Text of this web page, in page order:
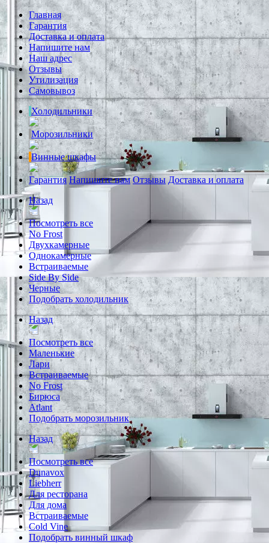
Главная
Гарантия
Доставка и оплата
Напишите нам
Наш адрес
Отзывы
Утилизация
Самовывоз
Холодильники
Морозильники
Винные шкафы
Гарантия Напишите нам Отзывы Доставка и оплата
Назад
Посмотреть все
No Frost
Двухкамерные
Однокамерные
Встраиваемые
Side By Side
Черные
Подобрать холодильник
Назад
Посмотреть все
Маленькие
Лари
Встраиваемые
No Frost
Бирюса
Atlant
Подобрать морозильник
Назад
Посмотреть все
Dunavox
Liebherr
Для ресторана
Для дома
Встраиваемые
Cold Vine
Подобрать винный шкаф